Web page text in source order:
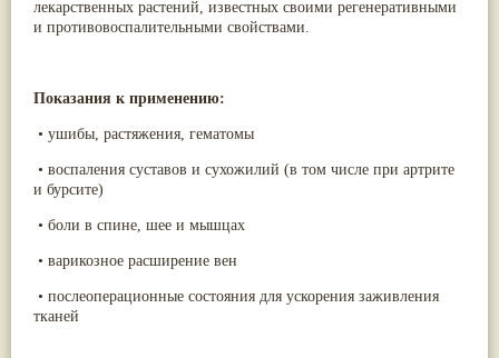
лекарственных растений, известных своими регенеративными
и противовоспалительными свойствами.
Показания к применению:
• ушибы, растяжения, гематомы
• воспаления суставов и сухожилий (в том числе при артрите
и бурсите)
• боли в спине, шее и мышцах
• варикозное расширение вен
• послеоперационные состояния для ускорения заживления
тканей
Паслён черный (13)
Ипомея(12)
Розовая соль(12)
Виноград(11)
Коровье молоко(11)
Мукуна жгучая
Патала(11)
Турпет(11)
Алойное дерево